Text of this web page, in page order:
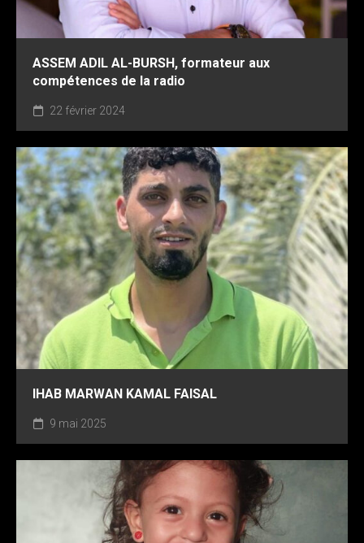
ASSEM ADIL AL-BURSH, formateur aux
compétences de la radio
22 février 2024
IHAB MARWAN KAMAL FAISAL
9 mai 2025